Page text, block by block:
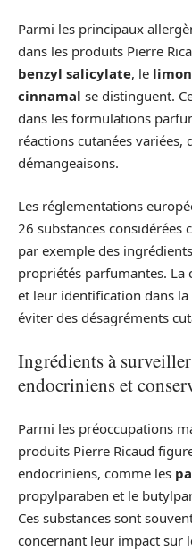
Parmi les principaux
dans les produits Pierre
benzyl salicylate, le
cinnamal se distinguent.
dans les formulations
réactions cutanées variées,
démangeaisons.
Les réglementations
26 substances considérées
par exemple des
propriétés parfumantes. La
et leur identification dans
éviter des désagréments
Ingrédients à
endocriniens et
Parmi les préoccupations
produits Pierre Ricaud
endocriniens, comme les
propylparaben et le
Ces substances sont
concernant leur impact sur